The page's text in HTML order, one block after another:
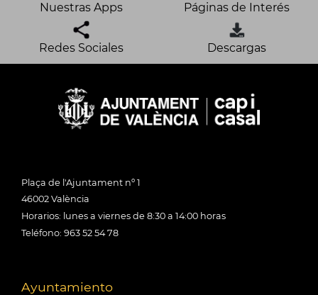
Nuestras Apps Páginas de Interés
Redes Sociales Descargas
Plaça de l'Ajuntament nº 1
46002 València
Horarios: lunes a viernes de 8:30 a 14:00 horas
Teléfono: 963 52 54 78
Ayuntamiento